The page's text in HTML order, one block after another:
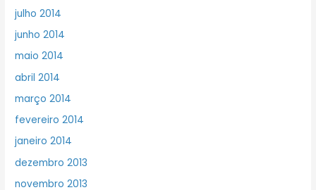
julho 2014
junho 2014
maio 2014
abril 2014
março 2014
fevereiro 2014
janeiro 2014
dezembro 2013
novembro 2013